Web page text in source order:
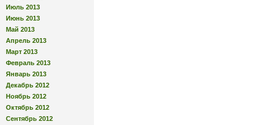
Июль 2013
Июнь 2013
Май 2013
Апрель 2013
Март 2013
Февраль 2013
Январь 2013
Декабрь 2012
Ноябрь 2012
Октябрь 2012
Сентябрь 2012